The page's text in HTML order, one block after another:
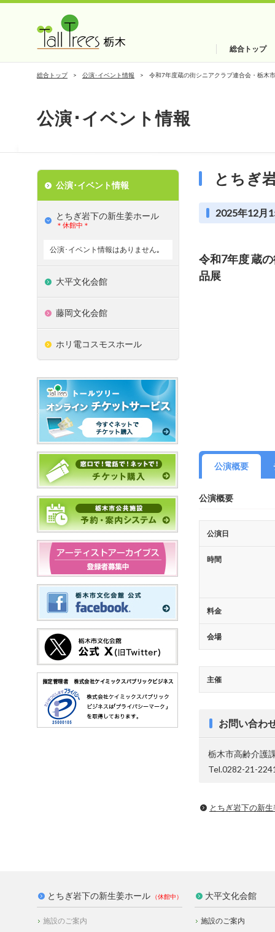
総合トップ
総合トップ 公演･イベント情報 令和7年度蔵の街シニアクラブ連合会・栃木
公演･イベント情報
とちぎ
2025年12月
令和7年度 蔵
品展
公演概要
公演概要
公演日
時間
料金
会場
主催
お問い合わ
栃木市高齢介護
Tel.0282-21-
とちぎ岩下の新
公演･イベント情報
とちぎ岩下の新⽣姜ホール
＊休館中＊
公演･イベント情報はありません｡
大平文化会館
藤岡文化会館
ホリ電コスモスホール
とちぎ岩下の新生姜ホール
施設のご案内
大平文化会館
施設のご案内